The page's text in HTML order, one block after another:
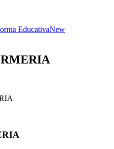
EducativaNew